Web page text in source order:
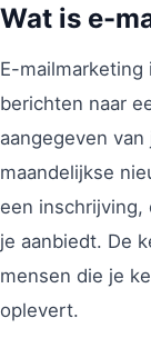
Wat is e-
E-
berichten naar
aangegeven
maandelijkse
een
je aanbiedt. De
mensen die je
oplevert.